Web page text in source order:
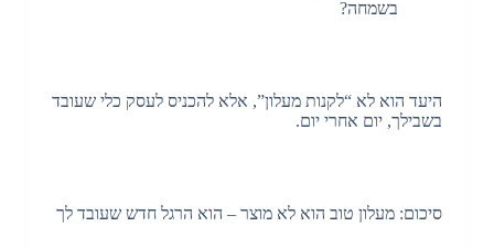
בשמחה?
היעד הוא לא “לקנות מעלון”, אלא להכניס לעסק כלי שעובד
בשבילך, יום אחרי יום.
סיכום: מעלון טוב הוא לא מוצר – הוא הרגל חדש שעובד לך